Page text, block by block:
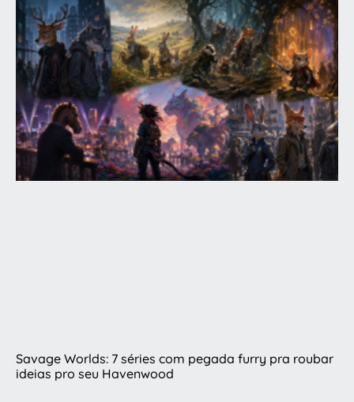
Savage Worlds: 7 séries com pegada furry pra roubar
ideias pro seu Havenwood